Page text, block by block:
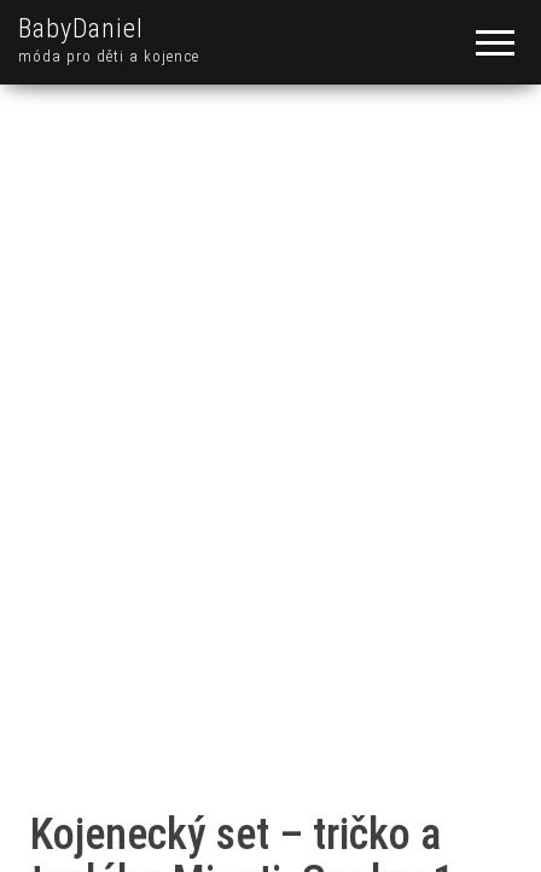
BabyDaniel
móda pro děti a kojence
Kojenecký set – tričko a